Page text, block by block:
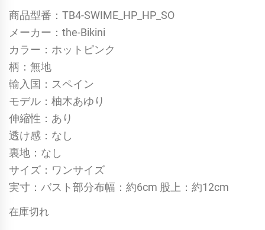
商品型番：TB4-SWIME_HP_HP_SO
メーカー：the-Bikini
カラー：ホットピンク
柄：無地
輸入国：スペイン
モデル：柚木あゆり
伸縮性：あり
透け感：なし
裏地：なし
サイズ：ワンサイズ
実寸：バスト部分布幅：約6cm 股上：約12cm
在庫切れ